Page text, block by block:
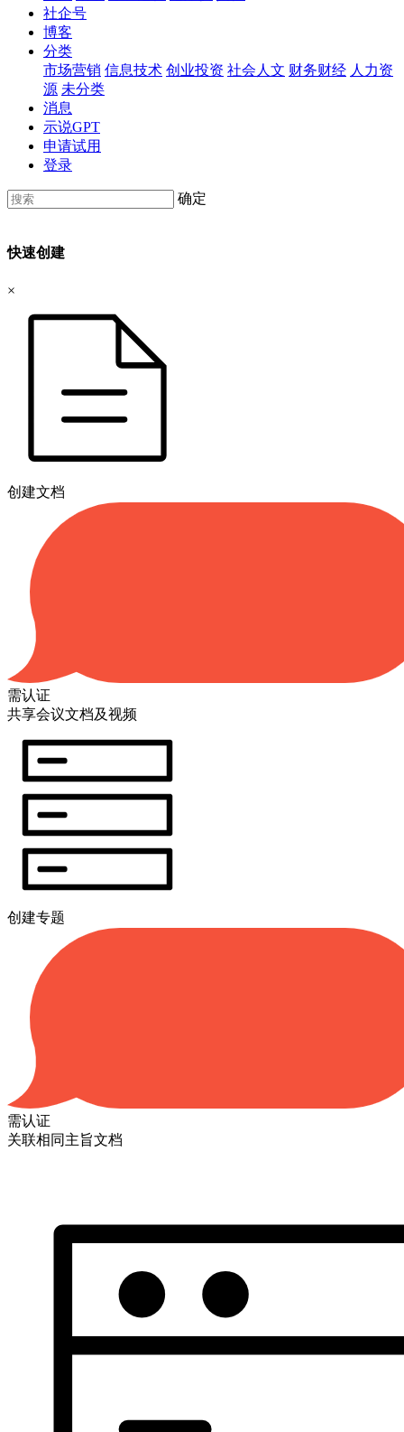
社企号
博客
分类
市场营销 信息技术 创业投资 社会人文 财务财经 人力资
源 未分类
消息
示说GPT
申请试用
登录
确定
快速创建
×
创建文档
需认证
共享会议文档及视频
创建专题
需认证
关联相同主旨文档